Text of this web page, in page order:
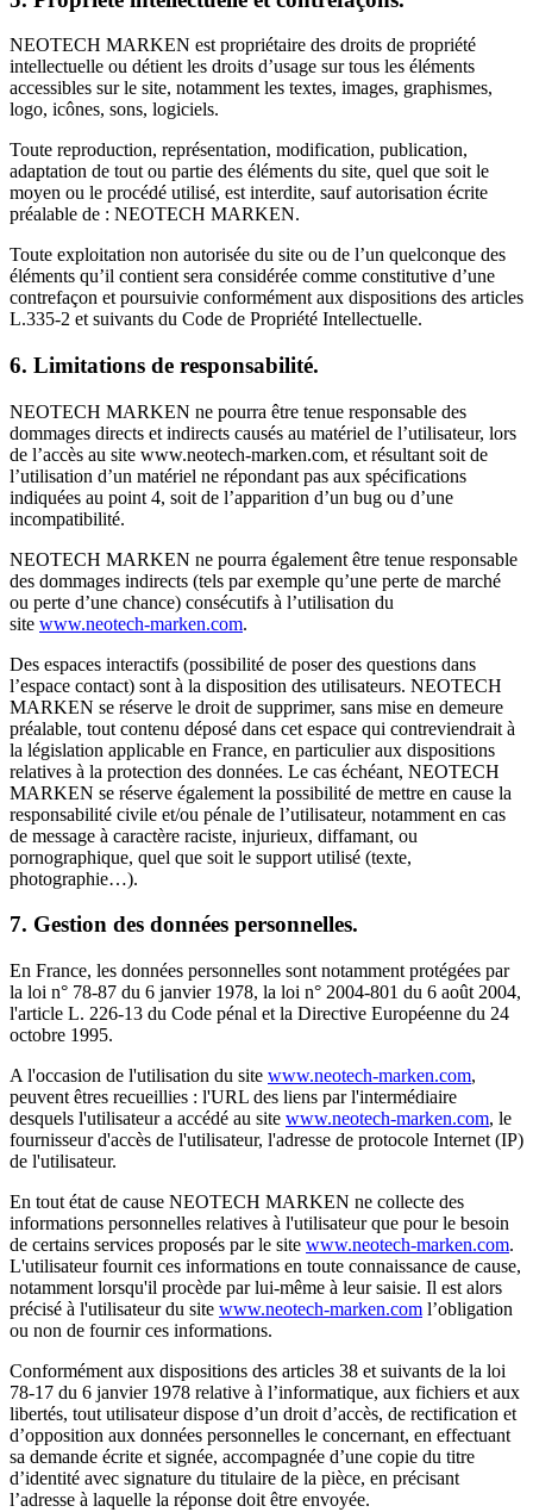
NEOTECH MARKEN est propriétaire des droits de propriété
intellectuelle ou détient les droits d’usage sur tous les éléments
accessibles sur le site, notamment les textes, images, graphismes,
logo, icônes, sons, logiciels.
Toute reproduction, représentation, modification, publication,
adaptation de tout ou partie des éléments du site, quel que soit le
moyen ou le procédé utilisé, est interdite, sauf autorisation écrite
préalable de : NEOTECH MARKEN.
Toute exploitation non autorisée du site ou de l’un quelconque des
éléments qu’il contient sera considérée comme constitutive d’une
contrefaçon et poursuivie conformément aux dispositions des articles
L.335-2 et suivants du Code de Propriété Intellectuelle.
6. Limitations de responsabilité.
NEOTECH MARKEN ne pourra être tenue responsable des
dommages directs et indirects causés au matériel de l’utilisateur, lors
de l’accès au site www.neotech-marken.com, et résultant soit de
l’utilisation d’un matériel ne répondant pas aux spécifications
indiquées au point 4, soit de l’apparition d’un bug ou d’une
incompatibilité.
NEOTECH MARKEN ne pourra également être tenue responsable
des dommages indirects (tels par exemple qu’une perte de marché
ou perte d’une chance) consécutifs à l’utilisation du
site www.neotech-marken.com.
Des espaces interactifs (possibilité de poser des questions dans
l’espace contact) sont à la disposition des utilisateurs. NEOTECH
MARKEN se réserve le droit de supprimer, sans mise en demeure
préalable, tout contenu déposé dans cet espace qui contreviendrait à
la législation applicable en France, en particulier aux dispositions
relatives à la protection des données. Le cas échéant, NEOTECH
MARKEN se réserve également la possibilité de mettre en cause la
responsabilité civile et/ou pénale de l’utilisateur, notamment en cas
de message à caractère raciste, injurieux, diffamant, ou
pornographique, quel que soit le support utilisé (texte,
photographie…).
7. Gestion des données personnelles.
En France, les données personnelles sont notamment protégées par
la loi n° 78-87 du 6 janvier 1978, la loi n° 2004-801 du 6 août 2004,
l'article L. 226-13 du Code pénal et la Directive Européenne du 24
octobre 1995.
A l'occasion de l'utilisation du site www.neotech-marken.com,
peuvent êtres recueillies : l'URL des liens par l'intermédiaire
desquels l'utilisateur a accédé au site www.neotech-marken.com, le
fournisseur d'accès de l'utilisateur, l'adresse de protocole Internet (IP)
de l'utilisateur.
En tout état de cause NEOTECH MARKEN ne collecte des
informations personnelles relatives à l'utilisateur que pour le besoin
de certains services proposés par le site www.neotech-marken.com.
L'utilisateur fournit ces informations en toute connaissance de cause,
notamment lorsqu'il procède par lui-même à leur saisie. Il est alors
précisé à l'utilisateur du site www.neotech-marken.com l’obligation
ou non de fournir ces informations.
Conformément aux dispositions des articles 38 et suivants de la loi
78-17 du 6 janvier 1978 relative à l’informatique, aux fichiers et aux
libertés, tout utilisateur dispose d’un droit d’accès, de rectification et
d’opposition aux données personnelles le concernant, en effectuant
sa demande écrite et signée, accompagnée d’une copie du titre
d’identité avec signature du titulaire de la pièce, en précisant
l’adresse à laquelle la réponse doit être envoyée.